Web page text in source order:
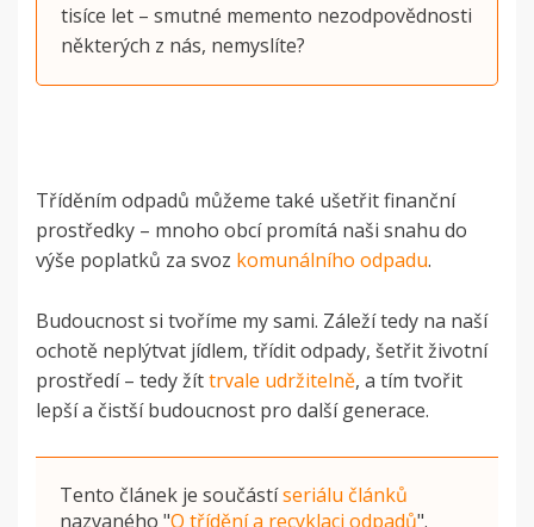
tisíce let – smutné memento nezodpovědnosti
některých z nás, nemyslíte?
Tříděním odpadů můžeme také ušetřit finanční
prostředky – mnoho obcí promítá naši snahu do
výše poplatků za svoz komunálního odpadu.
Budoucnost si tvoříme my sami. Záleží tedy na naší
ochotě neplýtvat jídlem, třídit odpady, šetřit životní
prostředí – tedy žíttrvale udržitelně, a tím tvořit
lepší a čistší budoucnost pro další generace.
Tento článek je součástíseriálu článků
nazvaného "O třídění a recyklaci odpadů".